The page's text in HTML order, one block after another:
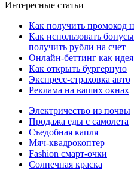
Интересные статьи
Как получить промокод
Как использовать
получить рубли на счет
Онлайн-беттинг как
Как открыть бургерную
Экспресс-страховка авто
Реклама на ваших окнах
Электричество из почвы
Продажа еды с самолета
Съедобная капля
Мяч-квадрокоптер
Fashion смарт-очки
Солнечная краска